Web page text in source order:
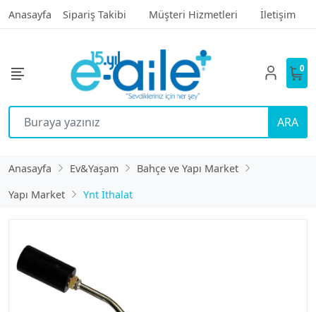
Anasayfa Sipariş Takibi Müşteri Hizmetleri İletişim
ARA
0
Anasayfa Ev&Yaşam
Bahçe ve Yapı Market
Yapı Market
Ynt İthalat